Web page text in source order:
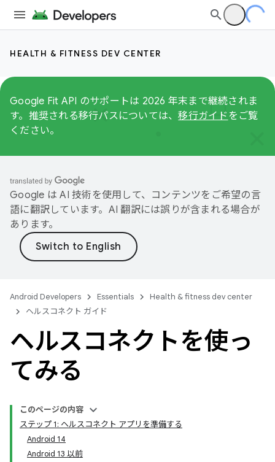
HEALTH & FITNESS DEV CENTER
Google Fit API のサポートは 2026 年末まで継続されま
す。推奨される移行パスについては、移行ガイド をご覧
ください。
Google は AI 技術を使用して、コンテンツをご希望の言
語に翻訳しています。AI 翻訳には誤りが含まれる場合が
あります。
Android Developers Essentials
Health & fitness dev center
ヘルスコネクト ガイド
ヘルスコネクトを使っ
てみる
このページの内容
ステップ 1: ヘルスコネクト アプリを準備する
Android 14
Android 13 以前